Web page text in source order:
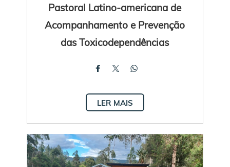
Pastoral Latino-americana de
Acompanhamento e Prevenção
das Toxicodependências
LER MAIS